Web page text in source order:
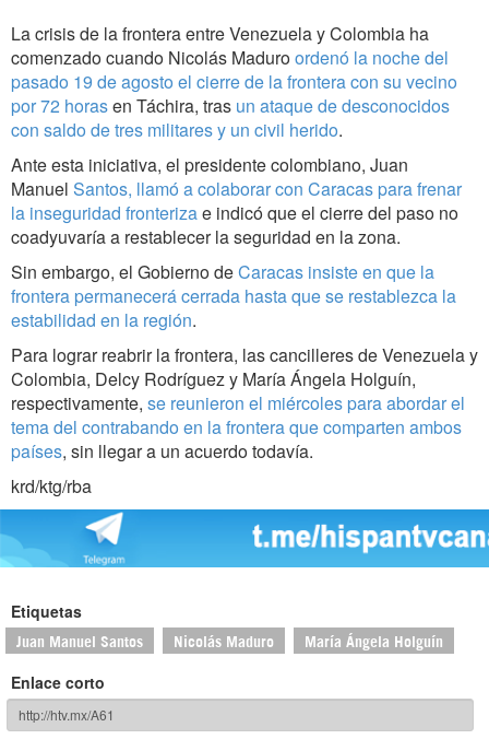
La crisis de la frontera entre Venezuela y Colombia ha
comenzado cuando Nicolás Maduroordenó la noche del
pasado 19 de agosto el cierre de la frontera con su vecino
por 72 horasen Táchira, tras un ataque de desconocidos
con saldo de tres militares y un civil herido.
Ante esta iniciativa, el presidente colombiano, Juan
Manuel Santos, llamó a colaborar con Caracas para frenar
la inseguridad fronterizae indicó que el cierre del paso no
coadyuvaría a restablecer la seguridad en la zona.
Sin embargo, el Gobierno deCaracas insiste en que la
frontera permanecerá cerrada hasta que se restablezca la
estabilidad en la región.
Para lograr reabrir la frontera, las cancilleres de Venezuela y
Colombia, Delcy Rodríguez y María Ángela Holguín,
respectivamente, se reunieron el miércoles para abordar el
tema del contrabando en la frontera que comparten ambos
países, sin llegar a un acuerdo todavía.
krd/ktg/rba
Etiquetas
Juan Manuel Santos Nicolás Maduro María Ángela Holguín
Enlace corto